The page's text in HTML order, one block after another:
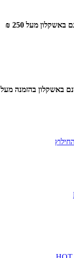
מעל 250 ₪
בהזמנה מעל 250 ₪